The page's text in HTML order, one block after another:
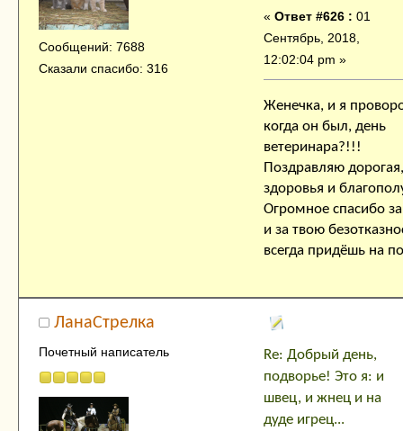
Сообщений: 7688
Сказали спасибо: 316
« Ответ #626 : 01
Сентябрь, 2018,
12:02:04 pm »
Женечка, и я
когда он был, день
ветеринара?!!!
Поздравляю дорогая,
здоровья и
Огромное спасибо
и за твою
всегда придёшь на
ЛанаСтрелка
Почетный написатель
Re: Добрый день,
подворье! Это я: и
швец, и жнец и на
дуде игрец...